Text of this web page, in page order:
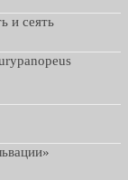
и сеять